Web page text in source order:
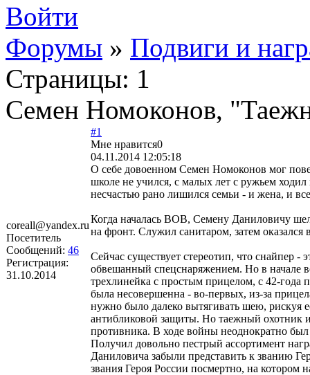
Войти
Форумы » Подвиги и
Страницы: 1
Семен Номоконов,
coreall@yandex.ru
Посетитель
Сообщений: 46
Регистрация:
31.10.2014
#1
Мне нравится0
04.11.2014 12:05:18
О себе довоенном Семен Номоконов мог
школе не учился, с малых лет с ружьем
несчастью рано лишился семьи - и жена, и
Когда началась ВОВ, Семену Даниловичу
на фронт. Служил санитаром, затем оказался
Сейчас существует стереотип, что снайпер -
обвешанный спецснаряжением. Но в начале
трехлинейка с простым прицелом, с 42-года
была несовершенна - во-первых, из-за
нужно было далеко вытягивать шею, рискуя
антибликовой защиты. Но таежный охотник
противника. В ходе войны неоднократно
Получил довольно пестрый ассортимент
Даниловича забыли представить к званию
звания Героя России посмертно, на котором